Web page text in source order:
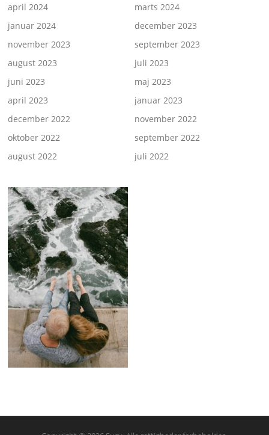
april 2024
marts 2024
januar 2024
december 2023
november 2023
september 2023
august 2023
juli 2023
juni 2023
maj 2023
april 2023
januar 2023
december 2022
november 2022
oktober 2022
september 2022
august 2022
juli 2022